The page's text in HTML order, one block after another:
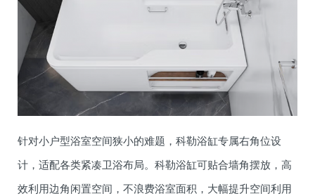
针对小户型浴室空间狭小的难题，科勒浴缸专属右角位设
计，适配各类紧凑卫浴布局。科勒浴缸可贴合墙角摆放，高
效利用边角闲置空间，不浪费浴室面积，大幅提升空间利用